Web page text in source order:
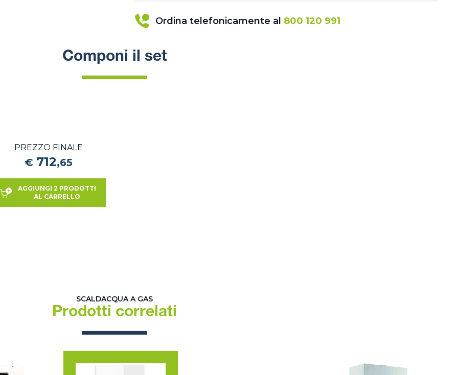
Ordina telefonicamente al 800 120 991
Componi il set
PREZZO FINALE
€ 712,65
AGGIUNGI 2 PRODOTTI
AL CARRELLO
SCALDACQUA A GAS
Prodotti correlati